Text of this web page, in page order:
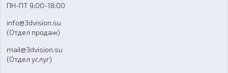
FAQ
ПН-ПТ 9:00-18:00
info@3dvision.su
(Отдел продаж)
mail@3dvision.su
(Отдел услуг)